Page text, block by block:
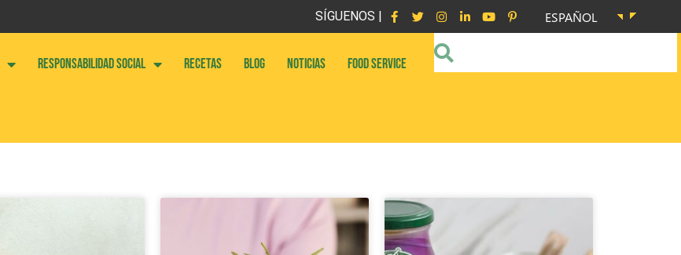
SÍGUENOS | ESPAÑOL
RESPONSABILIDAD SOCIAL RECETAS BLOG NOTICIAS FOOD SERVICE